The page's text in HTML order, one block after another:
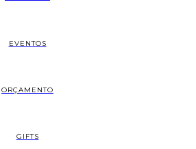
EVENTOS
ORÇAMENTO
GIFTS